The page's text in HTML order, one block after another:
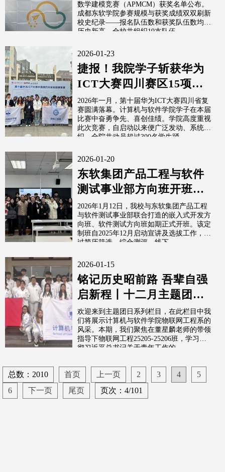
（APMCM）...
数学建模竞赛（APMCM）获奖名单公布。
成都东软学院参赛规模与获奖成绩双双刷新
校史纪录——报名队伍数和获奖队伍数均创
历史新高。全校共组织19支队伍...
2026-01-23
捷报！我院学子斩获华为
ICT大赛四川赛区15项大
奖
2026年一月，第十届华为ICT大赛四川省复
赛圆满落幕。计算机与软件学院学子在本届
比赛中奋勇争先、喜创佳绩。学院高度重视
此次竞赛，自启动以来便广泛发动、系统组
织，全院共动员超过300名学生踊...
2026-01-20
东软集团产品工程与软件
测试事业部方向班开班仪
式顺利举行
2026年1月12日，我校与东软集团产品工程
与软件测试事业部联合打造的嵌入式开发方
向班、软件测试方向班如期正式开班。该定
制班自2025年12月启动宣讲及选拔工作，经
过简历筛选、综合测评、线下...
2026-01-15
铭记历史昭前路 吾辈自强
启新程丨十二月主题团日
活动
欢迎来到主题团日系列栏目，在此栏目中我
们将展示计算机与软件学院物联网工程系的
风采。本期，我们聚焦在董星麟老师的带领
指导下物联网工程25205-25206班，学习贯
彻习近平总书记关于青年工作的...
总数：2010 首页 上一页 2 3 4
5
6
下一页 尾页 页次：4/101